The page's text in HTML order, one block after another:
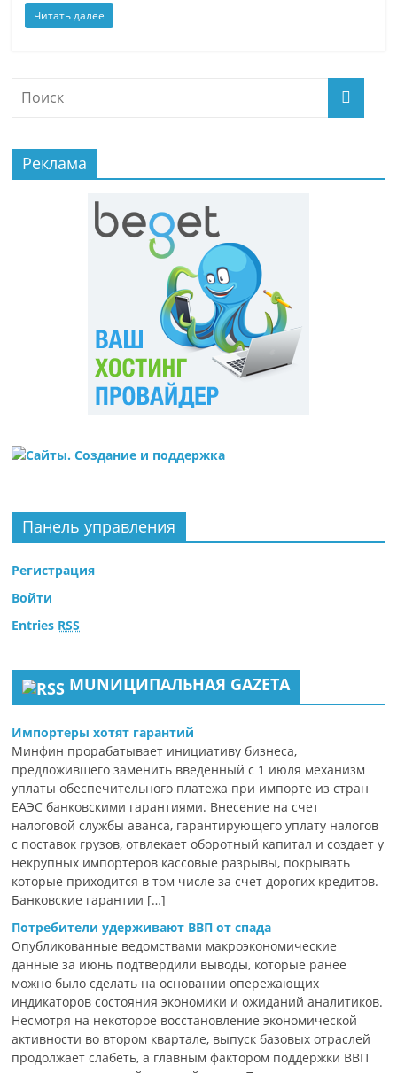
Читать далее
Реклама
Панель управления
Регистрация
Войти
Entries RSS
MUNИЦИПАЛЬНАЯ GAZЕТА
Импортеры хотят гарантий
Минфин прорабатывает инициативу бизнеса,
предложившего заменить введенный с 1 июля механизм
уплаты обеспечительного платежа при импорте из стран
ЕАЭС банковскими гарантиями. Внесение на счет
налоговой службы аванса, гарантирующего уплату налогов
с поставок грузов, отвлекает оборотный капитал и создает у
некрупных импортеров кассовые разрывы, покрывать
которые приходится в том числе за счет дорогих кредитов.
Банковские гарантии […]
Потребители удерживают ВВП от спада
Опубликованные ведомствами макроэкономические
данные за июнь подтвердили выводы, которые ранее
можно было сделать на основании опережающих
индикаторов состояния экономики и ожиданий аналитиков.
Несмотря на некоторое восстановление экономической
активности во втором квартале, выпуск базовых отраслей
продолжает слабеть, а главным фактором поддержки ВВП